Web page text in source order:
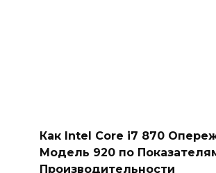
Как Intel Core i7 870
Модель 920 по
Производительности